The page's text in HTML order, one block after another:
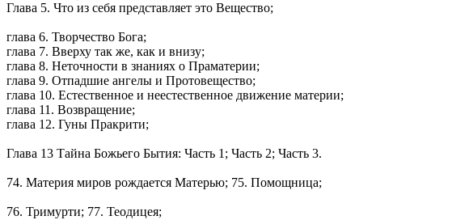
Глава 5. Что из себя представляет это Вещество;
глава 6. Творчество Бога;
глава 7. Вверху так же, как и внизу;
глава 8. Неточности в знаниях о Праматерии;
глава 9. Отпадшие ангелы и Протовещество;
глава 10. Естественное и неестественное движение материи;
глава 11. Возвращение;
глава 12. Гуны Пракрити;
Глава 13 Тайна Божьего Бытия: Часть 1; Часть 2; Часть 3.
74. Материя миров рождается Матерью; 75. Помощница;
76. Тримурти; 77. Теодицея;